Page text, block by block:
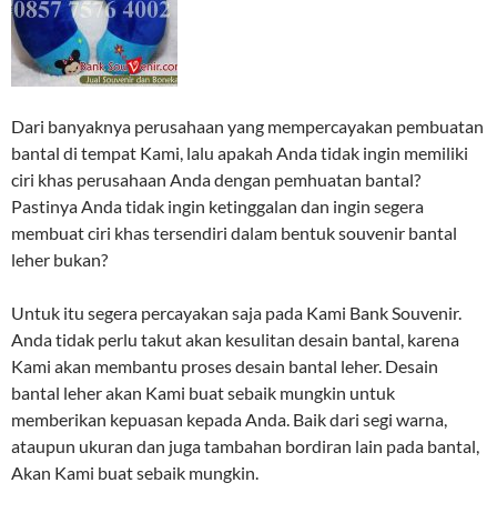
Dari banyaknya perusahaan yang mempercayakan pembuatan
bantal di tempat Kami, lalu apakah Anda tidak ingin memiliki
ciri khas perusahaan Anda dengan pemhuatan bantal?
Pastinya Anda tidak ingin ketinggalan dan ingin segera
membuat ciri khas tersendiri dalam bentuk souvenir bantal
leher bukan?
Untuk itu segera percayakan saja pada Kami Bank Souvenir.
Anda tidak perlu takut akan kesulitan desain bantal, karena
Kami akan membantu proses desain bantal leher. Desain
bantal leher akan Kami buat sebaik mungkin untuk
memberikan kepuasan kepada Anda. Baik dari segi warna,
ataupun ukuran dan juga tambahan bordiran lain pada bantal,
Akan Kami buat sebaik mungkin.